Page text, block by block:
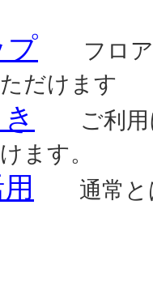
フロア
だけます
ご利用
ます。
通常と